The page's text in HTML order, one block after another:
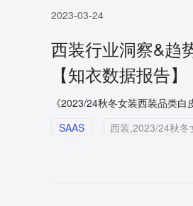
2023-03-24
西装行业洞察&趋
【知衣数据报告】
SAAS